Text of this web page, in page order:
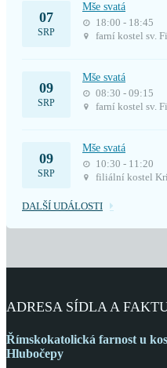
07
SRP
Mše svatá
18:00 - 18:45
farní kostel sv.
09
SRP
Mše svatá
08:30 - 09:15
farní kostel sv.
09
SRP
Mše svatá
10:30 - 11:20
filiální kostel
DALŠÍ UDÁLOSTI
ADRESA SÍDLA A
Římskokatolická farnost u
Hlubočepy